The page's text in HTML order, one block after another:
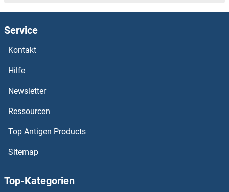
OR51F1 Antikörper
OR51E1 Antikörper
OR51B6 Antikörper
OR51B5 Antikörper
OR51B2 Antikörper
OR51A4 Antikörper
Service
Kontakt
Hilfe
Newsletter
Ressourcen
Top Antigen Products
Sitemap
Top-Kategorien